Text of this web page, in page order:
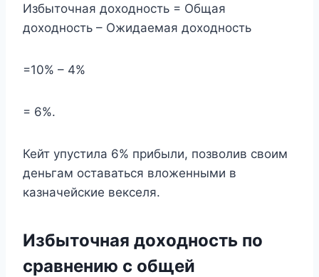
Избыточная доходность = Общая
доходность – Ожидаемая доходность
=10% – 4%
= 6%.
Кейт упустила 6% прибыли, позволив своим
деньгам оставаться вложенными в
казначейские векселя.
Избыточная доходность по
сравнению с общей